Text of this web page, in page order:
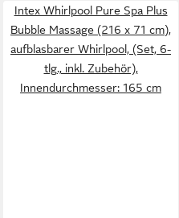
Intex Whirlpool Pure Spa Plus
Bubble Massage (216 x 71 cm),
aufblasbarer Whirlpool, (Set, 6-
tlg., inkl. Zubehör),
Innendurchmesser: 165 cm